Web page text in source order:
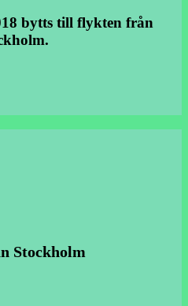
bytts till flykten från
Stockholm